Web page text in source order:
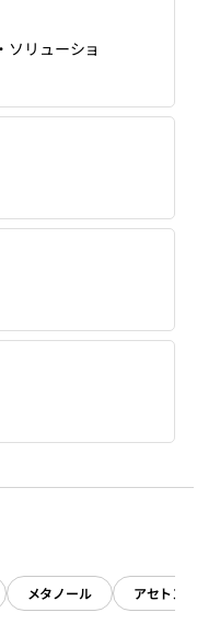
ソリューショ
メタノール アセトン